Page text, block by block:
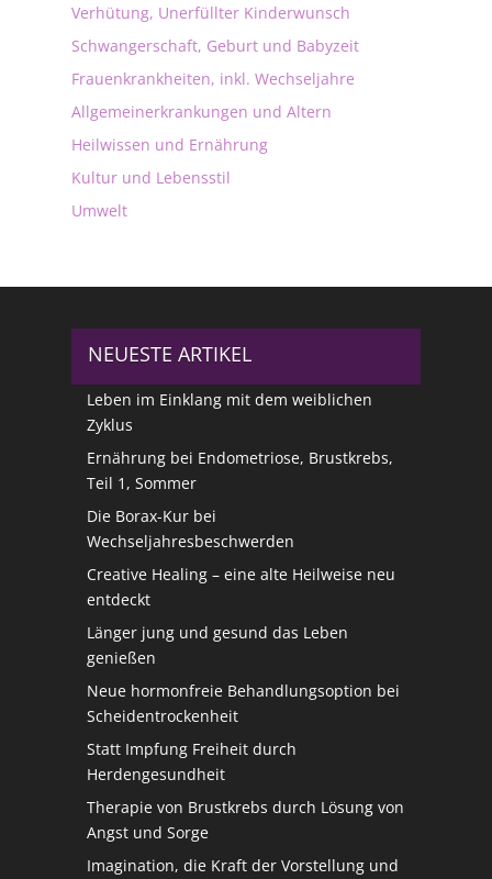
Verhütung, Unerfüllter Kinderwunsch
Schwangerschaft, Geburt und Babyzeit
Frauenkrankheiten, inkl. Wechseljahre
Allgemeinerkrankungen und Altern
Heilwissen und Ernährung
Kultur und Lebensstil
Umwelt
NEUESTE ARTIKEL
Leben im Einklang mit dem weiblichen
Zyklus
Ernährung bei Endometriose, Brustkrebs,
Teil 1, Sommer
Die Borax-Kur bei
Wechseljahresbeschwerden
Creative Healing – eine alte Heilweise neu
entdeckt
Länger jung und gesund das Leben
genießen
Neue hormonfreie Behandlungsoption bei
Scheidentrockenheit
Statt Impfung Freiheit durch
Herdengesundheit
Therapie von Brustkrebs durch Lösung von
Angst und Sorge
Imagination, die Kraft der Vorstellung und